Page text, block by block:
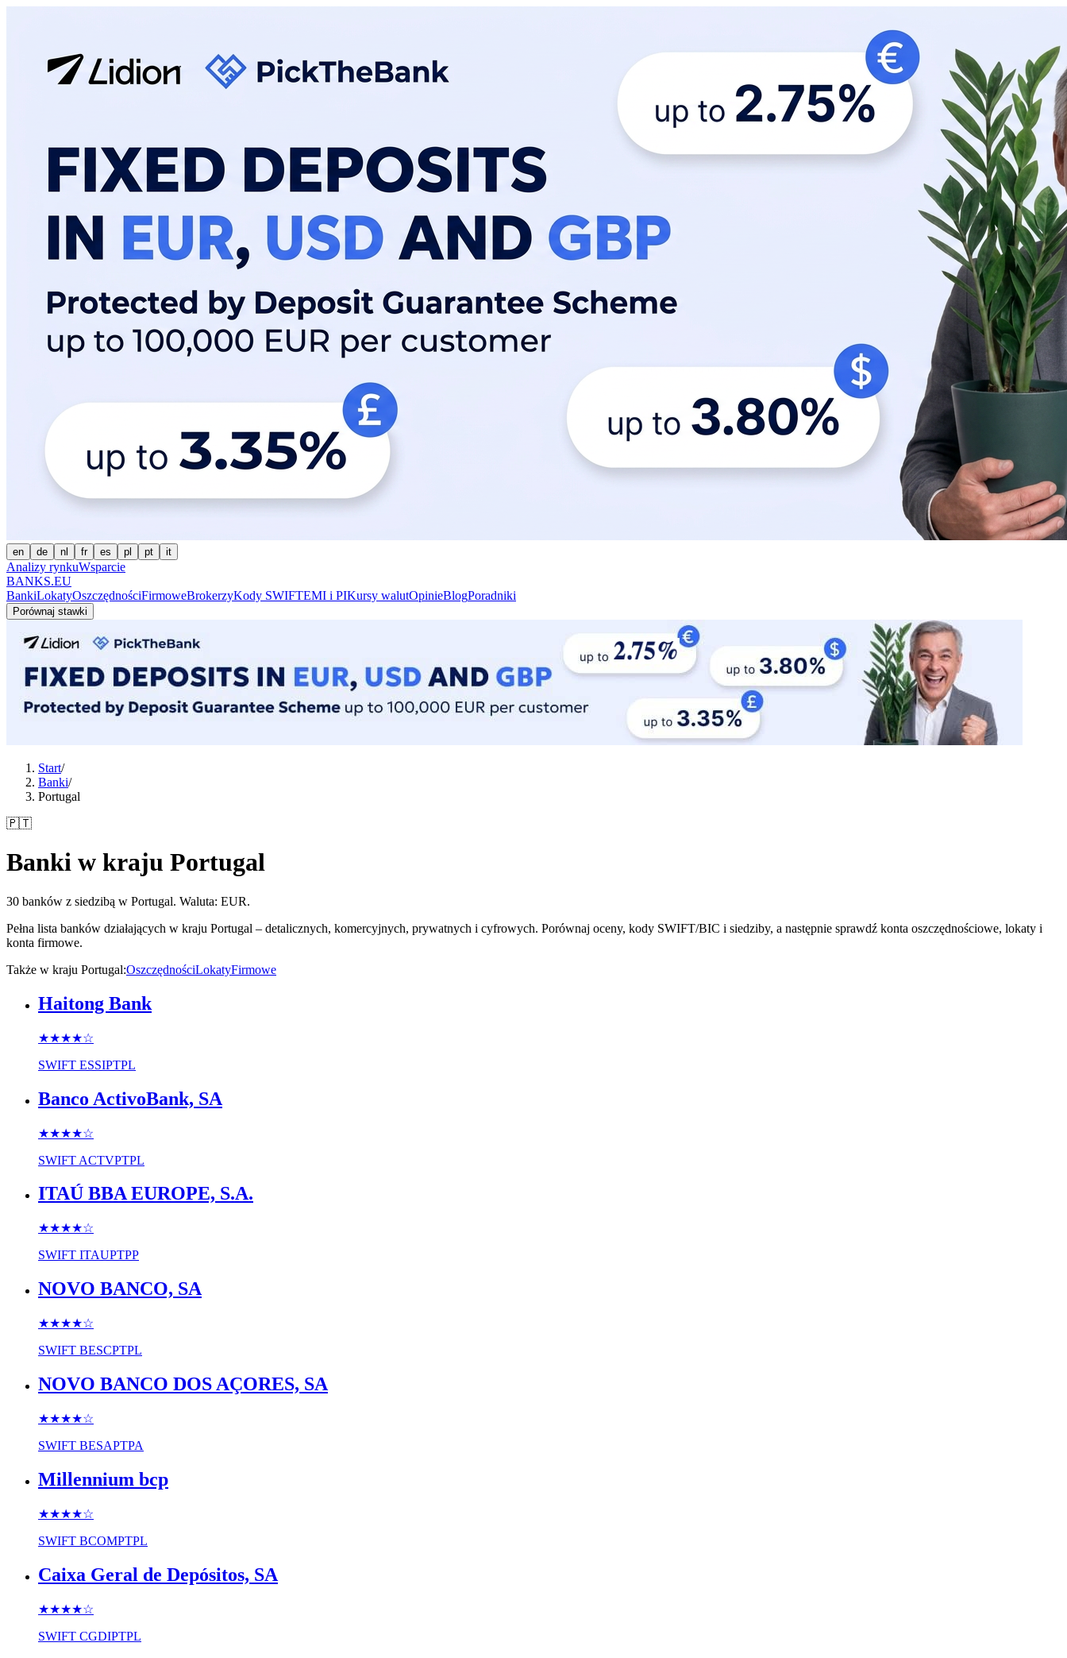
en de nl fr es pl pt it
Analizy rynkuWsparcie
BANKS.EU
BankiLokatyOszczędnościFirmoweBrokerzyKody SWIFTEMI i PIKursy walutOpinieBlogPoradniki
Porównaj stawki
Start/
Banki/
Portugal
🇵🇹
Banki w kraju Portugal
30 banków z siedzibą w Portugal. Waluta: EUR.
Pełna lista banków działających w kraju Portugal – detalicznych, komercyjnych, prywatnych i cyfrowych. Porównaj oceny, kody SWIFT/BIC i siedziby, a następnie sprawdź konta oszczędnościowe, lokaty i
konta firmowe.
Także w kraju Portugal:OszczędnościLokatyFirmowe
Haitong Bank
★★★★☆
SWIFT ESSIPTPL
Banco ActivoBank, SA
★★★★☆
SWIFT ACTVPTPL
ITAÚ BBA EUROPE, S.A.
★★★★☆
SWIFT ITAUPTPP
NOVO BANCO, SA
★★★★☆
SWIFT BESCPTPL
NOVO BANCO DOS AÇORES, SA
★★★★☆
SWIFT BESAPTPA
Millennium bcp
★★★★☆
SWIFT BCOMPTPL
Caixa Geral de Depósitos, SA
★★★★☆
SWIFT CGDIPTPL